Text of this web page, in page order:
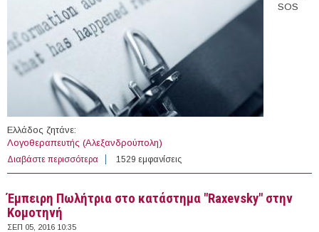
SOS
Ελλάδος ζητάνε:
Λογοθεραπευτής (Αλεξανδρούπολη)
Διαβάστε περισσότερα για Θέσεις Εργασίας στα Παιδικά Χωριά SOS Ελλάδος
1529 εμφανίσεις
Έμπειρη Πωλήτρια στο κατάστημα "Raxevsky" στην
Κομοτηνή
ΣΕΠ 05, 2016 10:35